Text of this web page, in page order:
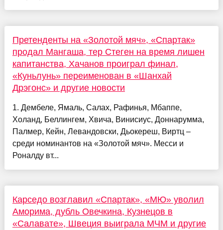
Претенденты на «Золотой мяч», «Спартак»
продал Мангаша, тер Стеген на время лишен
капитанства, Хачанов проиграл финал,
«Куньлунь» переименован в «Шанхай
Дрэгонс» и другие новости
1. Дембеле, Ямаль, Салах, Рафинья, Мбаппе,
Холанд, Беллингем, Хвича, Винисиус, Доннарумма,
Палмер, Кейн, Левандовски, Дьокереш, Виртц –
среди номинантов на «Золотой мяч». Месси и
Роналду вт...
Карседо возглавил «Спартак», «МЮ» уволил
Аморима, дубль Овечкина, Кузнецов в
«Салавате», Швеция выиграла МЧМ и другие